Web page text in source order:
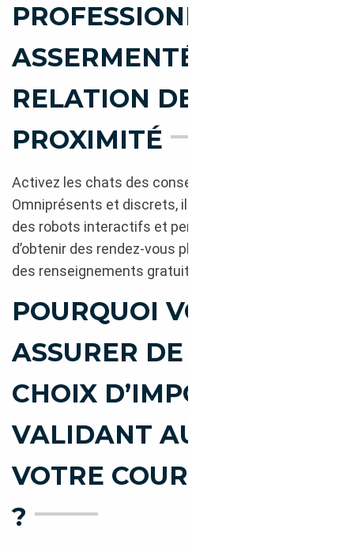
PROFESSIONNEL
ASSERMENTÉ : UNE
RELATION DE
PROXIMITÉ
Activez les chats des conseillers auto !
Omniprésents et discrets, ils ne sont pas toujours
des robots interactifs et permettent de dialoguer et
d’obtenir des rendez-vous physiques avant essai et
des renseignements gratuits dans l’instant.
POURQUOI VOUS
ASSURER DE VOTRE
CHOIX D’IMPORT EN LE
VALIDANT AUPRÈS DE
VOTRE COURTIER AUTO
?